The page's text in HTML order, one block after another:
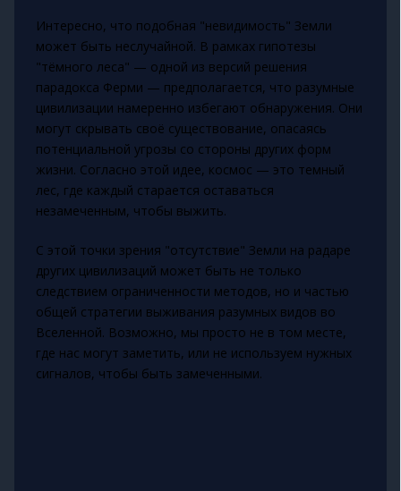
Интересно, что подобная "невидимость" Земли
может быть неслучайной. В рамках гипотезы
"тёмного леса" — одной из версий решения
парадокса Ферми — предполагается, что разумные
цивилизации намеренно избегают обнаружения. Они
могут скрывать своё существование, опасаясь
потенциальной угрозы со стороны других форм
жизни. Согласно этой идее, космос — это темный
лес, где каждый старается оставаться
незамеченным, чтобы выжить.
С этой точки зрения "отсутствие" Земли на радаре
других цивилизаций может быть не только
следствием ограниченности методов, но и частью
общей стратегии выживания разумных видов во
Вселенной. Возможно, мы просто не в том месте,
где нас могут заметить, или не используем нужных
сигналов, чтобы быть замеченными.